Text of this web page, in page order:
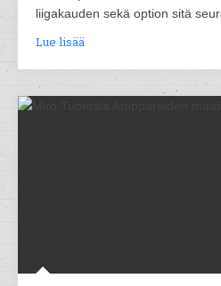
liigakauden sekä option sitä
Lue lisää